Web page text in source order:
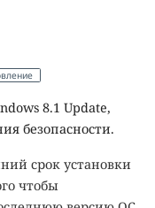
8.1 Update,
безопасности.
срок установки
чтобы